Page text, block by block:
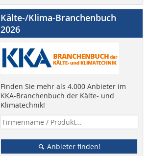
Kälte-/Klima-Branchenbuch
2026
Finden Sie mehr als 4.000 Anbieter im
KKA-Branchenbuch der Kälte- und
Klimatechnik!
Anbieter finden!